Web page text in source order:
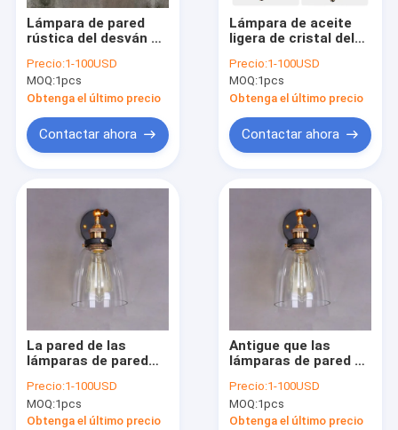
Lámpara de pared
rústica del desván de
luces de la escalera
indursty retra del
restaurante (WH-VR-
29)
Precio:1-100USD
MOQ:1pcs
Obtenga el último precio
Contactar ahora
Lámpara de aceite
ligera de cristal del
pared del metal del
vintage con la
lámpara de aceite del
vintage de la pantalla
de la grieta (WH-VR-
111)
Precio:1-100USD
MOQ:1pcs
Obtenga el último precio
Contactar ahora
La pared de las
lámparas de pared
Iron+Glass enciende
la lámpara de pared
americana de vidrio
Precio:1-100USD
MOQ:1pcs
Obtenga el último precio
Antigue que las
lámparas de pared de
la pantalla encienden
el hogar llevó el
aplique de las luces
Precio:1-100USD
MOQ:1pcs
Obtenga el último precio